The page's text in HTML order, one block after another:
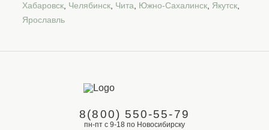
Хабаровск, Челябинск, Чита, Южно-Сахалинск, Якутск,
Ярославль
8(800) 550-55-79
пн-пт с 9-18 по Новосибирску